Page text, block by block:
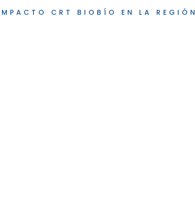
CRT BIOBÍO EN LA REGIÓN